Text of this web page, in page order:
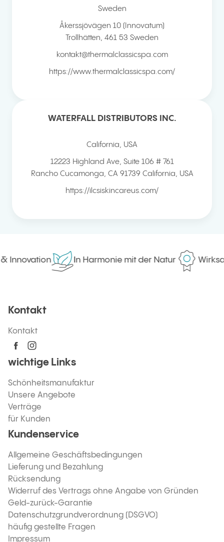
Sweden
Åkerssjövägen 10 (Innovatum)
Trollhätten 461 53 Sweden
kontakt@thermalclassicspa.com
https://www.thermalclassicspa.com/
WATERFALL DISTRIBUTORS INC.
California, USA
12223 Highland Ave, Suite 106 # 761
Rancho Cucamonga CA 91739 California, USA
https://ilcsiskincareus.com/
In Harmonie mit der Natur
Kontakt
Kontakt
wichtige Links
Schönheitsmanufaktur
Unsere Angebote
Verträge
für Kunden
Kundenservice
Allgemeine Geschäftsbedingungen
Lieferung und Bezahlung
Rücksendung
Widerruf des Vertrags ohne Angabe von Gründen
Geld-zurück-Garantie
Datenschutzgrundverordnung (DSGVO)
häufig gestellte Fragen
Impressum